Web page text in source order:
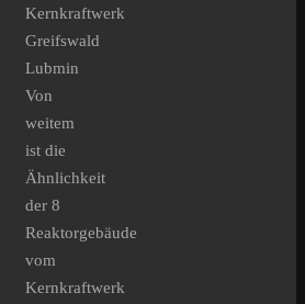
Kernkraftwerk
Greifswald
Lubmin
Von
weitem
ist die
Ähnlichkeit
der 8
Reaktorgebäude
vom
Kernkraftwerk